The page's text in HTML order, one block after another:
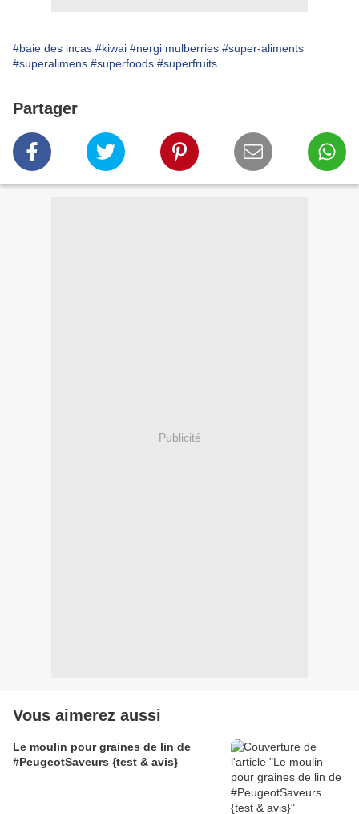
#baie des incas #kiwai #nergi mulberries #super-aliments
#superalimens #superfoods #superfruits
Partager
Publicité
Vous aimerez aussi
Le moulin pour graines de lin de
#PeugeotSaveurs {test & avis}